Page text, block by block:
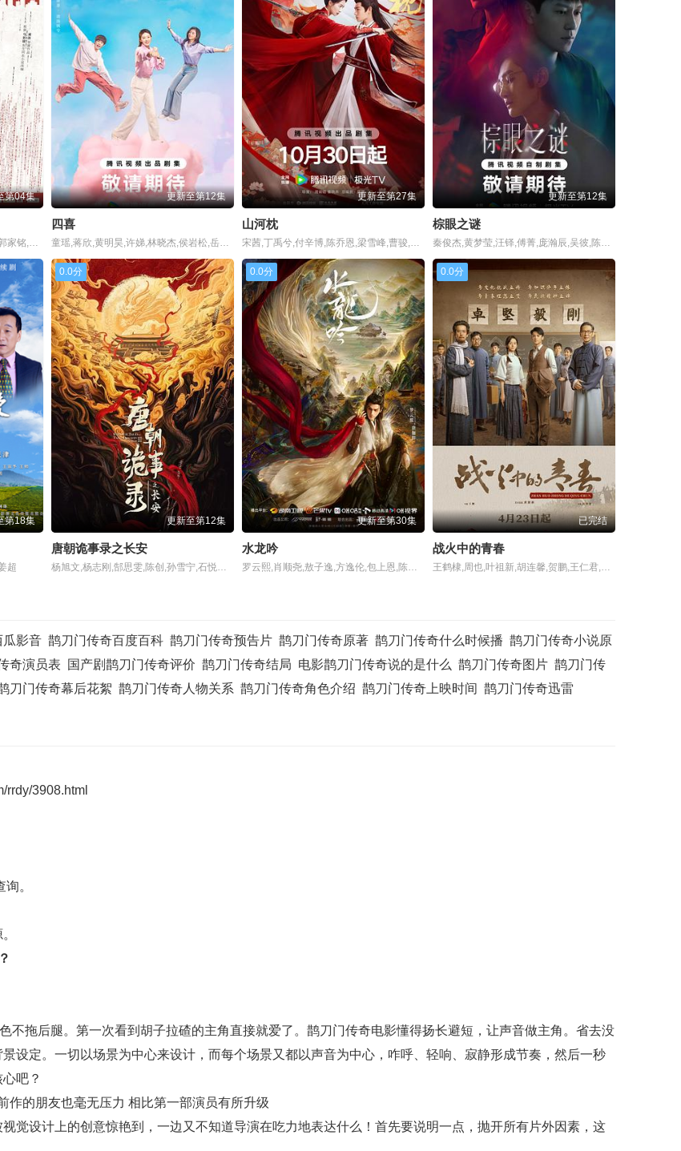
第04集
杜淳,颖儿,涂松岩,伊丽媛,种丹妮,郭家铭,任正斌,杜志国,黄品沅
更新至第12集
四喜
童瑶,蒋欣,黄明昊,许娣,林晓杰,侯岩松,岳红,付辛博,王菊,黄澄澄,宣言,马旭东,李之夏,牛飘,谭希和,王瑞欣,王澜,冯鹏,周游,张帆,刘思辰
更新至第27集
山河枕
宋茜,丁禹兮,付辛博,陈乔恩,梁雪峰,曹骏,周洁琼,周大为,丁嘉文,李欢,黄日莹,孙艺宁,马昊,徐沐婵,安悦溪,韩云云,张天阳,王森,赫雷,马梦唯,姜卓君,赵诗意,邵伟桐,丁映智,郎鹏,方晓莉,梁睿珑
更新至第12集
棕眼之谜
秦俊杰,黄梦莹,汪铎,傅菁,庞瀚辰,吴彼,陈思澈,张铭恩
第18集
超
0.0分
更新至第12集
唐朝诡事录之长安
杨旭文,杨志刚,郜思雯,陈创,孙雪宁,石悦安鑫
0.0分
更新至第30集
水龙吟
罗云熙,肖顺尧,敖子逸,方逸伦,包上恩,陈瑶,林允,徐正溪,王以纶,谢彬彬,姜贞羽,白澍,李家豪,杨仕泽,常华森,夏之光,张芷溪,王驾麟,娃尔,欧米德,圻夏夏,邱心志,张峻宁,王子睿,修庆,崔鹏,卢星宇,刘昱晗,张垒,陈博豪,杜雨宸,侯桐江,李菲,李奕臻,白海涛,赵诗意,艾米,李沐妍,钟雷,薛八一,邓孝慈,邓靖弘,钟鸣,王一钧,穆乐恩,程涛,王泊文,秦晓轩,于散·阿巴拜科日,贾宗超,王柏安
0.0分
已完结
战火中的青春
王鹤棣,周也,叶祖新,胡连馨,贺鹏,王仁君,王羽铮,王玥兮,金志浩,夏梦,李哲豪,陈政阳,于非凡,李普,张量 ,林典涵,朱梓瑜,黄金成,王劲松,毕彦君,马跃,马少骅,王鑫,蒋恺,李博,俞灏明,王志飞,谭凯,刘佩琦,高曙光,宗平,霍桠明,吴健,程煜,丛珊,安杰
瓜影音 鹊刀门传奇百度百科 鹊刀门传奇预告片 鹊刀门传奇原著 鹊刀门传奇什么时候播 鹊刀门传奇小说原
奇演员表 国产剧鹊刀门传奇评价 鹊刀门传奇结局 电影鹊刀门传奇说的是什么 鹊刀门传奇图片 鹊刀门传
刀门传奇幕后花絮 鹊刀门传奇人物关系 鹊刀门传奇角色介绍 鹊刀门传奇上映时间 鹊刀门传奇迅雷
rrdy/3908.html
询。
不拖后腿。第一次看到胡子拉碴的主角直接就爱了。鹊刀门传奇电影懂得扬长避短，让声音做主角。省去没
设定。一切以场景为中心来设计，而每个场景又都以声音为中心，咋呼、轻响、寂静形成节奏，然后一秒
吧？
作的朋友也毫无压力 相比第一部演员有所升级
觉设计上的创意惊艳到，一边又不知道导演在吃力地表达什么！首先要说明一点，抛开所有片外因素，这